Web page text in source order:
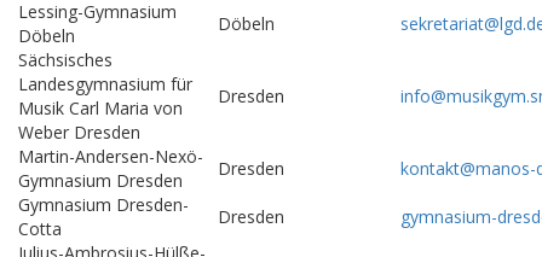
Lessing-Gymnasium
Döbeln
Döbeln
Sächsisches
Landesgymnasium für
Musik Carl Maria von
Weber Dresden
Dresden
Martin-Andersen-Nexö-
Gymnasium Dresden
Dresden
kontakt@manos-
Gymnasium Dresden-
Cotta
Dresden
gymnasium-
Julius-Ambrosius-Hülße-